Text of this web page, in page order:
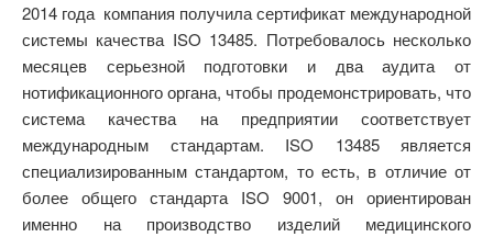
2014 года компания получила сертификат международной
системы качества ISO 13485. Потребовалось несколько
месяцев серьезной подготовки и два аудита от
нотификационного органа, чтобы продемонстрировать, что
система качества на предприятии соответствует
международным стандартам. ISO 13485 является
специализированным стандартом, то есть, в отличие от
более общего стандарта ISO 9001, он ориентирован
именно на производство изделий медицинского